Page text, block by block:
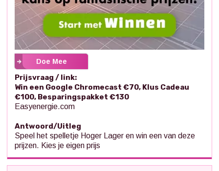
Doe Mee
Prijsvraag / link:
Win een Google Chromecast €70, Klus Cadeau
€100, Besparingspakket €130
Easyenergie.com
Antwoord/Uitleg
Speel het spelletje Hoger Lager en win een van deze
prijzen. Kies je eigen prijs